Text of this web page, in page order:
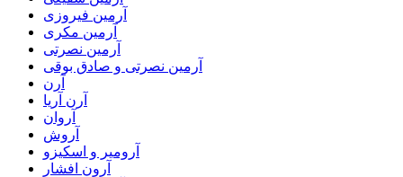
آرمین فیروزی
آرمین مکری
آرمین نصرتی
آرمین نصرتی و صادق بوقی
آرن
آرن آریا
آروان
آروش
آرومیر و اسکیزو
آرون افشار